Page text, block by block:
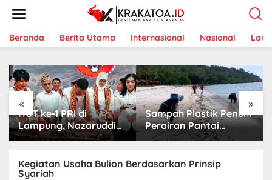
t
Beranda Berita Utama Internasional Nasional
« »
HUT ke-1 PRI di
Lampung, Nazaruddin
Launching 800
Indonesia
Sampah Plastik Penuhi
Perairan Pantai
Mutun-Pulau Tangkil,
Tangan
Kegiatan Usaha Bulion Berdasarkan Prinsip
Syariah